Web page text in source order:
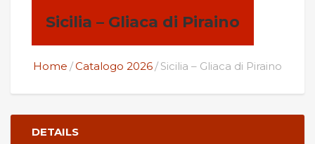
Sicilia – Gliaca di Piraino
Home Catalogo 2026 Sicilia – Gliaca di Piraino
DETAILS